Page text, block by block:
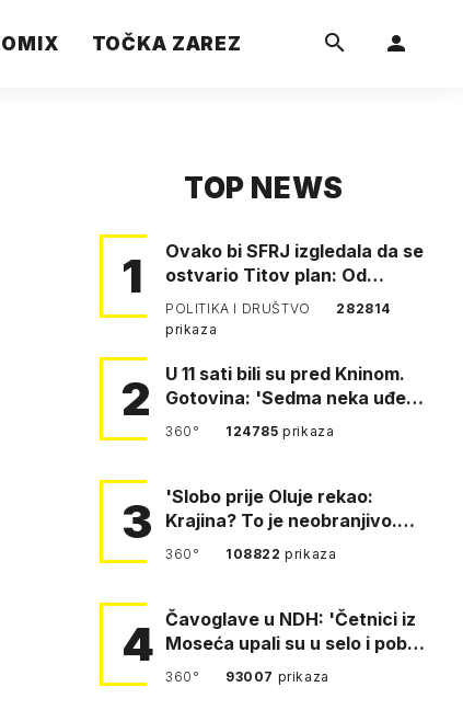
TOČKA ZAREZ
TOP NEWS
1
Ovako bi SFRJ izgledala da se
ostvario Titov plan: Od
Klagenfurta do Istanbula!
POLITIKA I DRUŠTVO
282814
prikaza
2
U 11 sati bili su pred Kninom.
Gotovina: 'Sedma neka uđe,
4. gardijska neka g…
360° 124785prikaza
3
'Slobo prije Oluje rekao:
Krajina? To je neobranjivo.
Tuđmana zvao Krivousti'
360° 108822prikaza
4 Čavoglave u NDH: 'Četnici iz
Moseća upali su u selo i pobili
obitelj Perković'
360° 93007 prikaza